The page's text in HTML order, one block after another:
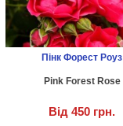
Пінк Форест Роуз
Pink Forest Rose
Від 450 грн.